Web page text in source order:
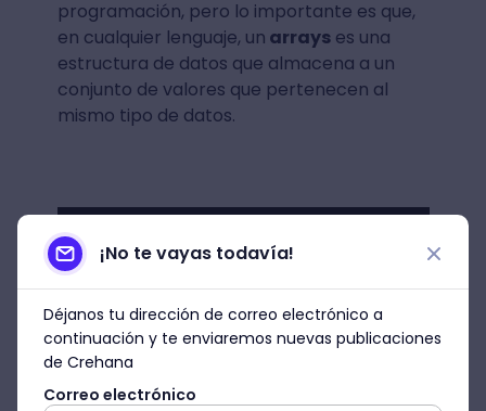
programación, pero lo importante es que,
en cualquier lenguaje, un arrayses una
estructura de datos que almacena a un
conjunto de valores que pertenecen al
mismo tipo de datos.
¡No te vayas todavía!
Déjanos tu dirección de correo electrónico a
continuación y te enviaremos nuevas publicaciones
de Crehana
Correo electrónico